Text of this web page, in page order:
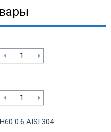
0.6 AISI 304